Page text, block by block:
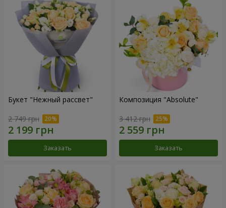
Букет "Нежный рассвет"
2 749 грн
Заказать
Композиция "Absolute"
3 412 грн
Заказать